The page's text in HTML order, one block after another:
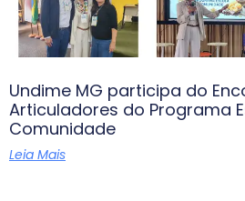
Undime MG participa do
Articuladores do Programa
Comunidade
Leia Mais